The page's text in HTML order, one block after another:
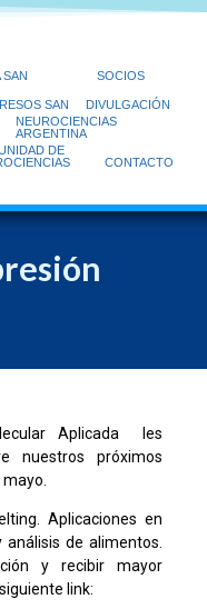
SAN SOCIOS
SAN
DIVULGACIÓN
NEUROCIENCIAS
ARGENTINA
DE
CONTACTO
Aplicada les
nuestros próximos
Aplicaciones en
análisis de alimentos.
y recibir mayor
link: